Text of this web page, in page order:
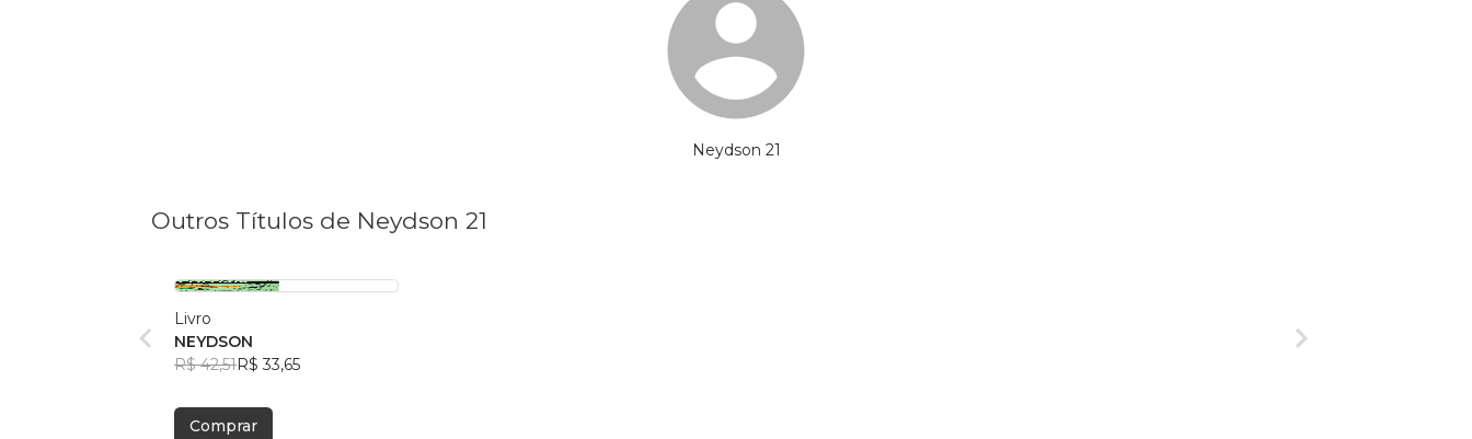
Neydson 21
Outros Títulos de Neydson 21
Livro
NEYDSON
R$ 42,51R$ 33,65
Comprar